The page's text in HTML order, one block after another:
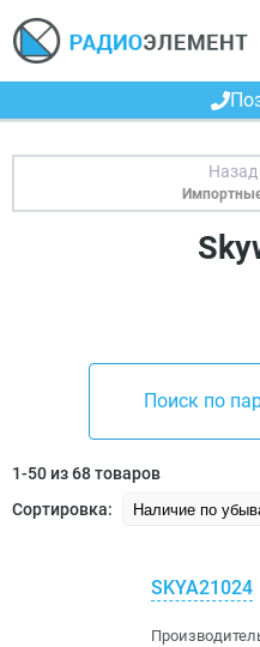
Поиск по
1-50 из 68 товаров
Сортировка:
SKYA21024